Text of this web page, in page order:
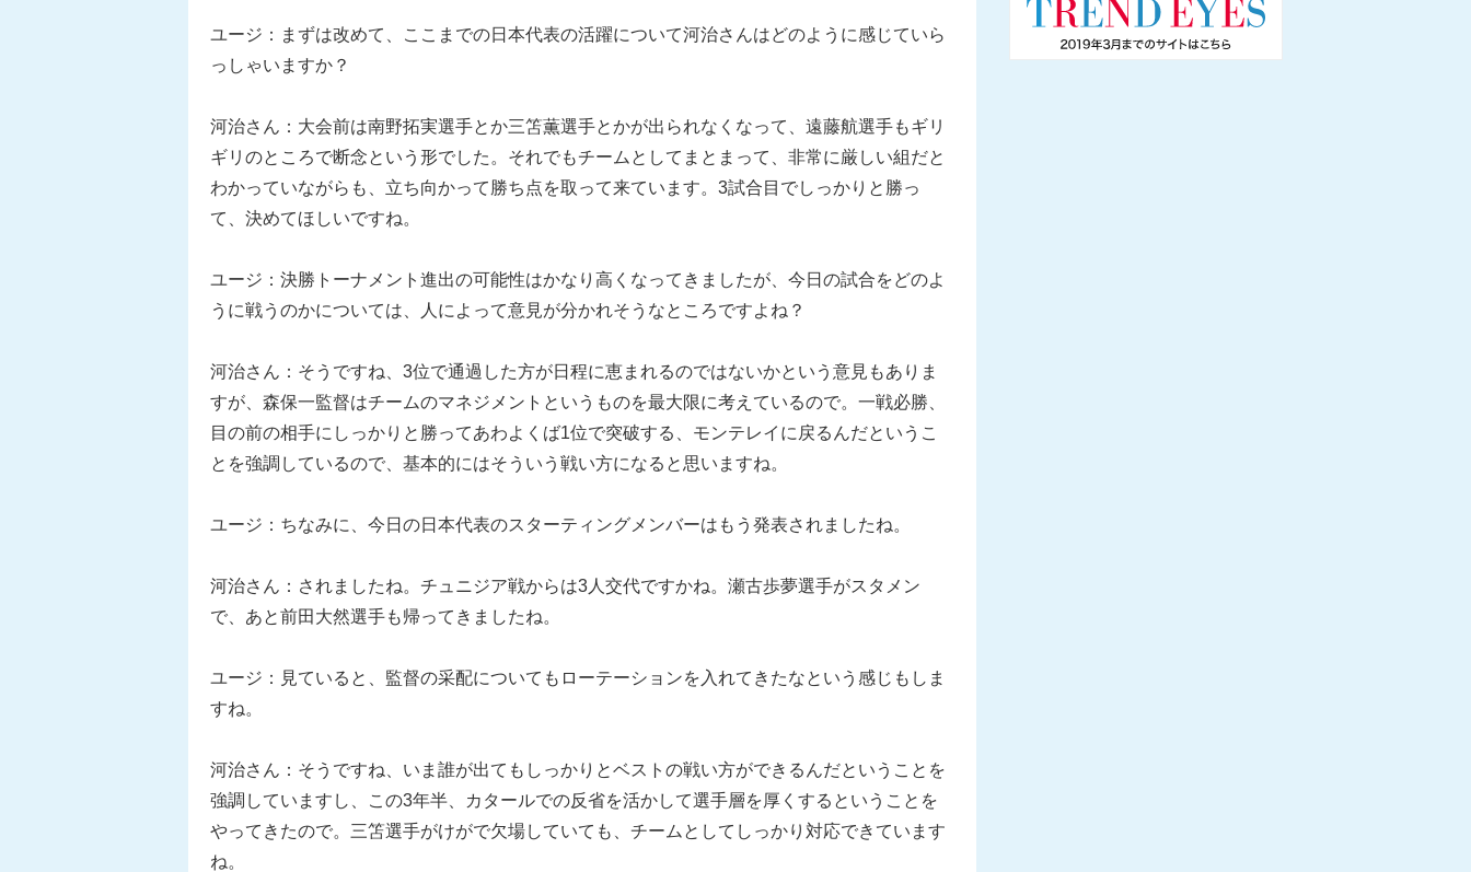
ユージ：まずは改めて、ここまでの日本代表の活躍について河治さんはどのように感じていら
っしゃいますか？
河治さん：大会前は南野拓実選手とか三笘薫選手とかが出られなくなって、遠藤航選手もギリ
ギリのところで断念という形でした。それでもチームとしてまとまって、非常に厳しい組だと
わかっていながらも、立ち向かって勝ち点を取って来ています。3試合目でしっかりと勝っ
て、決めてほしいですね。
ユージ：決勝トーナメント進出の可能性はかなり高くなってきましたが、今日の試合をどのよ
うに戦うのかについては、人によって意見が分かれそうなところですよね？
河治さん：そうですね、3位で通過した方が日程に恵まれるのではないかという意見もありま
すが、森保一監督はチームのマネジメントというものを最大限に考えているので。一戦必勝、
目の前の相手にしっかりと勝ってあわよくば1位で突破する、モンテレイに戻るんだというこ
とを強調しているので、基本的にはそういう戦い方になると思いますね。
ユージ：ちなみに、今日の日本代表のスターティングメンバーはもう発表されましたね。
河治さん：されましたね。チュニジア戦からは3人交代ですかね。瀬古歩夢選手がスタメン
で、あと前田大然選手も帰ってきましたね。
ユージ：見ていると、監督の采配についてもローテーションを入れてきたなという感じもしま
すね。
河治さん：そうですね、いま誰が出てもしっかりとベストの戦い方ができるんだということを
強調していますし、この3年半、カタールでの反省を活かして選手層を厚くするということを
やってきたので。三笘選手がけがで欠場していても、チームとしてしっかり対応できています
ね。